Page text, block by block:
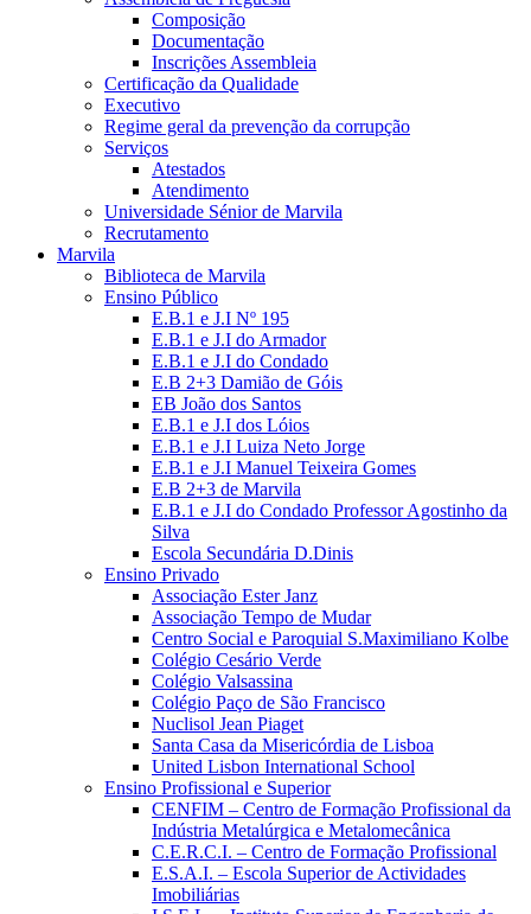
Composição
Documentação
Inscrições Assembleia
Certificação da Qualidade
Executivo
Regime geral da prevenção da corrupção
Serviços
Atestados
Atendimento
Universidade Sénior de Marvila
Recrutamento
Marvila
Biblioteca de Marvila
Ensino Público
E.B.1 e J.I Nº 195
E.B.1 e J.I do Armador
E.B.1 e J.I do Condado
E.B 2+3 Damião de Góis
EB João dos Santos
E.B.1 e J.I dos Lóios
E.B.1 e J.I Luiza Neto Jorge
E.B.1 e J.I Manuel Teixeira Gomes
E.B 2+3 de Marvila
E.B.1 e J.I do Condado Professor Agostinho da
Silva
Escola Secundária D.Dinis
Ensino Privado
Associação Ester Janz
Associação Tempo de Mudar
Centro Social e Paroquial S.Maximiliano Kolbe
Colégio Cesário Verde
Colégio Valsassina
Colégio Paço de São Francisco
Nuclisol Jean Piaget
Santa Casa da Misericórdia de Lisboa
United Lisbon International School
Ensino Profissional e Superior
CENFIM – Centro de Formação Profissional da
Indústria Metalúrgica e Metalomecânica
C.E.R.C.I. – Centro de Formação Profissional
E.S.A.I. – Escola Superior de Actividades
Imobiliárias